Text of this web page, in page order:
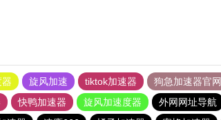
旋风加速 tiktok加速器 狗急加速器官网
快鸭加速器 旋风加速度器 外网网址导航